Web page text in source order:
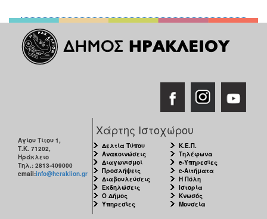
Αγίου Τίτου 1,
Τ.Κ. 71202,
Ηράκλειο
Τηλ.: 2813-409000
email:info@heraklion.gr
Χάρτης Ιστοχώρου
Δελτία Τύπου
Ανακοινώσεις
Διαγωνισμοί
Προσλήψεις
Διαβουλεύσεις
Εκδηλώσεις
Ο Δήμος
Υπηρεσίες
Κ.Ε.Π.
Τηλέφωνα
e-Υπηρεσίες
e-Αιτήματα
Η Πόλη
Ιστορία
Κνωσός
Μουσεία